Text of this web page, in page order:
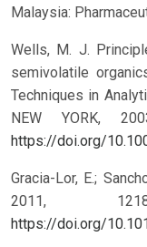
Malaysia:
Wells, M. J.
semivolatile
Techniques in
NEW YORK,
https://doi.org/
Gracia-Lor, E.;
2011,
https://doi.org/